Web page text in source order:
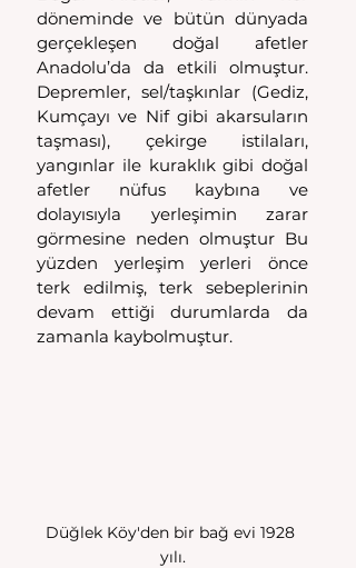
döneminde ve bütün dünyada
gerçekleşen doğal afetler
Anadolu’da da etkili olmuştur.
Depremler, sel/taşkınlar (Gediz,
Kumçayı ve Nif gibi akarsuların
taşması), çekirge istilaları,
yangınlar ile kuraklık gibi doğal
afetler nüfus kaybına ve
dolayısıyla yerleşimin zarar
görmesine neden olmuştur Bu
yüzden yerleşim yerleri önce
terk edilmiş, terk sebeplerinin
devam ettiği durumlarda da
zamanla kaybolmuştur.
Düğlek Köy'den bir bağ evi 1928
yılı.